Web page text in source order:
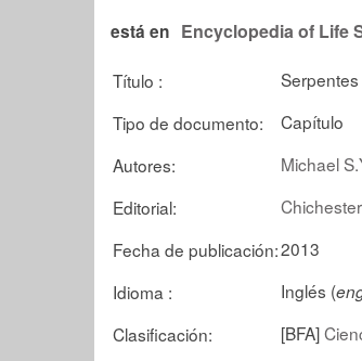
está en Encyclopedia of Life
Título :
Tipo de documento:
Capítulo
Autores:
Michael
Editorial:
Fecha de publicación:2013
Idioma :
Inglés (
Clasificación:
[BFA]